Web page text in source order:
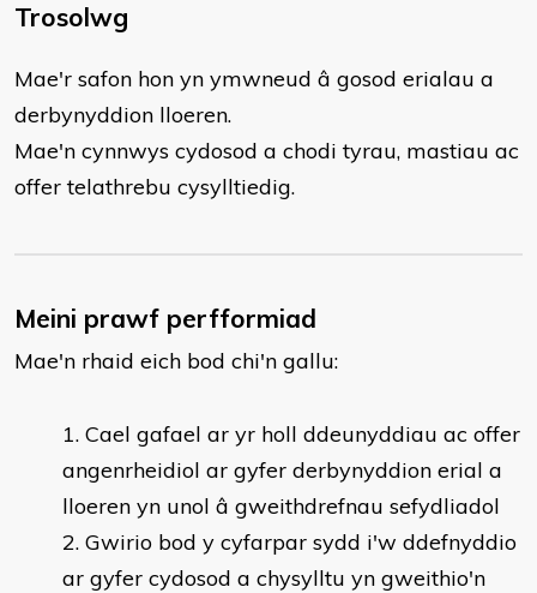
Trosolwg
Mae'r safon hon yn ymwneud â gosod erialau a
derbynyddion lloeren.
Mae'n cynnwys cydosod a chodi tyrau, mastiau ac
offer telathrebu cysylltiedig.
Meini prawf perfformiad
Mae'n rhaid eich bod chi'n gallu:
Cael gafael ar yr holl ddeunyddiau ac offer
angenrheidiol ar gyfer derbynyddion erial a
lloeren yn unol â gweithdrefnau sefydliadol
Gwirio bod y cyfarpar sydd i'w ddefnyddio
ar gyfer cydosod a chysylltu yn gweithio'n